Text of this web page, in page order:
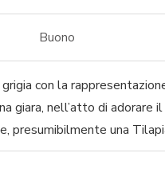
Buono
con la
giara, nell’atto di
presumibilmente una